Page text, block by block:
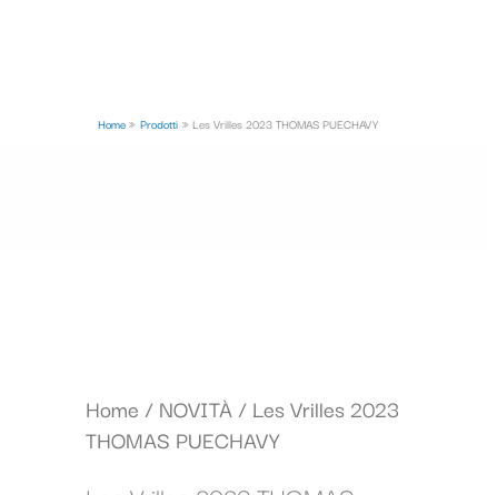
Home Prodotti Les Vrilles 2023 THOMAS PUECHAVY
Home / NOVITÀ/ Les Vrilles 2023
THOMAS PUECHAVY